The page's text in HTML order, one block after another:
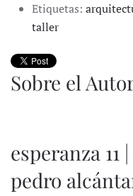
Etiquetas:
taller
Sobre el
esperanza
pedro